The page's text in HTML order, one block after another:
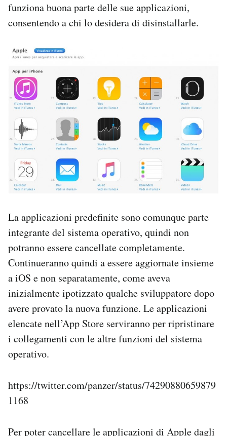
funziona buona parte delle sue applicazioni,
consentendo a chi lo desidera di disinstallarle.
La applicazioni predefinite sono comunque parte
integrante del sistema operativo, quindi non
potranno essere cancellate completamente.
Continueranno quindi a essere aggiornate insieme
a iOS e non separatamente, come aveva
inizialmente ipotizzato qualche sviluppatore dopo
avere provato la nuova funzione. Le applicazioni
elencate nell’App Store serviranno per ripristinare
i collegamenti con le altre funzioni del sistema
operativo.
https://twitter.com/panzer/status/74290880659879
1168
Per poter cancellare le applicazioni di Apple dagli